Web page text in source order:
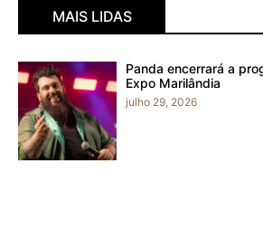
MAIS LIDAS
Panda encerrará a
Expo Marilândia
julho 29, 2026